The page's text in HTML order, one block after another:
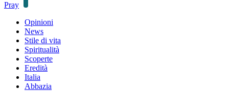
Pray
Opinioni
News
Stile di vita
Spiritualità
Scoperte
Eredità
Italia
Abbazia